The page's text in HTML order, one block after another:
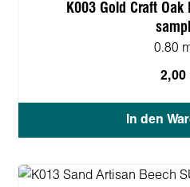
K003 Gold Craft
0.80
2,00
In den